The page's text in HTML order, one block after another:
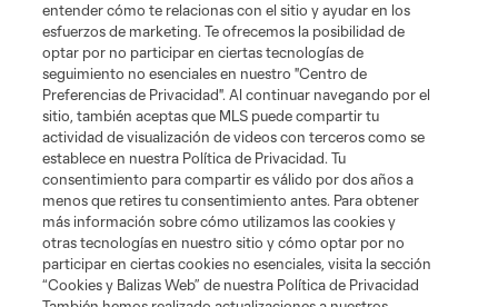
MLSSOCCER.COM
Terminos de servicio
Politica de privacidad
Do Not Sell or Share My Personal Information
Cookies Settings
entender cómo te relacionas con el sitio y ayudar en los
esfuerzos de marketing. Te ofrecemos la posibilidad de
optar por no participar en ciertas tecnologías de
seguimiento no esenciales en nuestro "Centro de
Preferencias de Privacidad". Al continuar navegando por el
sitio, también aceptas que MLS puede compartir tu
actividad de visualización de videos con terceros como se
establece en nuestra Política de Privacidad. Tu
consentimiento para compartir es válido por dos años a
menos que retires tu consentimiento antes. Para obtener
más información sobre cómo utilizamos las cookies y
otras tecnologías en nuestro sitio y cómo optar por no
participar en ciertas cookies no esenciales, visita la sección
“Cookies y Balizas Web” de nuestra Política de Privacidad